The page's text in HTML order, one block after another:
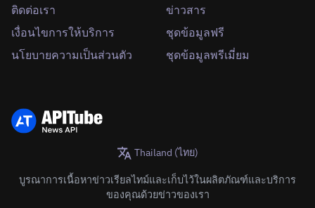
ติดต่อเรา
เงื่อนไขการให้บริการ
นโยบายความเป็นส่วนตัว
ข่าวสาร
ชุดข้อมูลฟรี
ชุดข้อมูลพรีเมี่ยม
Thailand (ไทย)
บูรณาการเนื้อหาข่าวเรียลไทม์และเก็บไว้ในผลิตภัณฑ์และบริการ
ของคุณด้วยข่าวของเรา